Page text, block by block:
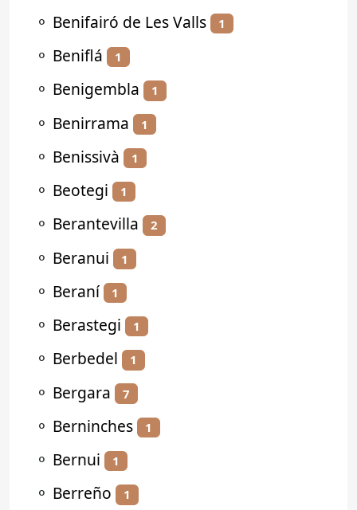
⚬ Benifairó de Les Valls 1
⚬ Beniflá 1
⚬ Benigembla 1
⚬ Benirrama 1
⚬ Benissivà 1
⚬ Beotegi 1
⚬ Berantevilla 2
⚬ Beranui 1
⚬ Beraní 1
⚬ Berastegi 1
⚬ Berbedel 1
⚬ Bergara 7
⚬ Berninches 1
⚬ Bernui 1
⚬ Berreño 1